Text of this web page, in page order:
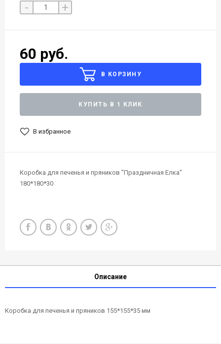
- +
60 руб.
В КОРЗИНУ
КУПИТЬ В 1 КЛИК
В избранное
Коробка для печенья и пряников "Праздничная Елка"
180*180*30
Описание
Коробка для печенья и пряников 155*155*35 мм